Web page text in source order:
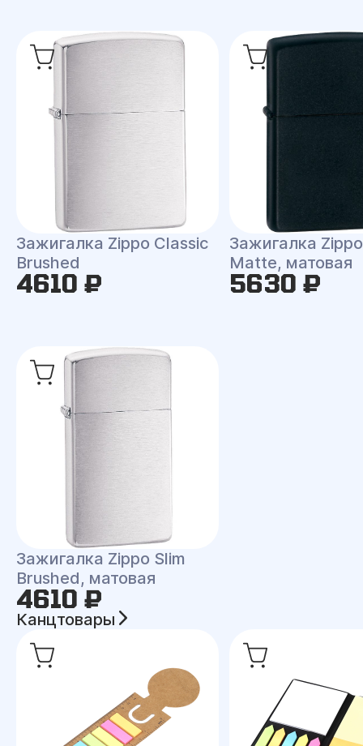
Зажигалка Zippo Classic
Brushed
4610 ₽
Зажигалка
Matte, матовая
5630 ₽
Зажигалка Zippo Slim
Brushed, матовая
4610 ₽
Канцтовары